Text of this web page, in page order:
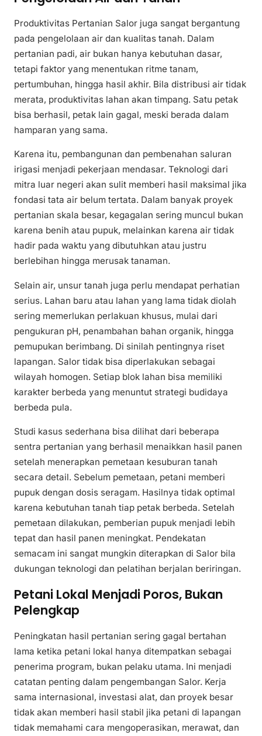
Produktivitas Pertanian Salor juga sangat bergantung
pada pengelolaan air dan kualitas tanah. Dalam
pertanian padi, air bukan hanya kebutuhan dasar,
tetapi faktor yang menentukan ritme tanam,
pertumbuhan, hingga hasil akhir. Bila distribusi air tidak
merata, produktivitas lahan akan timpang. Satu petak
bisa berhasil, petak lain gagal, meski berada dalam
hamparan yang sama.
Karena itu, pembangunan dan pembenahan saluran
irigasi menjadi pekerjaan mendasar. Teknologi dari
mitra luar negeri akan sulit memberi hasil maksimal jika
fondasi tata air belum tertata. Dalam banyak proyek
pertanian skala besar, kegagalan sering muncul bukan
karena benih atau pupuk, melainkan karena air tidak
hadir pada waktu yang dibutuhkan atau justru
berlebihan hingga merusak tanaman.
Selain air, unsur tanah juga perlu mendapat perhatian
serius. Lahan baru atau lahan yang lama tidak diolah
sering memerlukan perlakuan khusus, mulai dari
pengukuran pH, penambahan bahan organik, hingga
pemupukan berimbang. Di sinilah pentingnya riset
lapangan. Salor tidak bisa diperlakukan sebagai
wilayah homogen. Setiap blok lahan bisa memiliki
karakter berbeda yang menuntut strategi budidaya
berbeda pula.
Studi kasus sederhana bisa dilihat dari beberapa
sentra pertanian yang berhasil menaikkan hasil panen
setelah menerapkan pemetaan kesuburan tanah
secara detail. Sebelum pemetaan, petani memberi
pupuk dengan dosis seragam. Hasilnya tidak optimal
karena kebutuhan tanah tiap petak berbeda. Setelah
pemetaan dilakukan, pemberian pupuk menjadi lebih
tepat dan hasil panen meningkat. Pendekatan
semacam ini sangat mungkin diterapkan di Salor bila
dukungan teknologi dan pelatihan berjalan beriringan.
Petani Lokal Menjadi Poros, Bukan
Pelengkap
Peningkatan hasil pertanian sering gagal bertahan
lama ketika petani lokal hanya ditempatkan sebagai
penerima program, bukan pelaku utama. Ini menjadi
catatan penting dalam pengembangan Salor. Kerja
sama internasional, investasi alat, dan proyek besar
tidak akan memberi hasil stabil jika petani di lapangan
tidak memahami cara mengoperasikan, merawat, dan